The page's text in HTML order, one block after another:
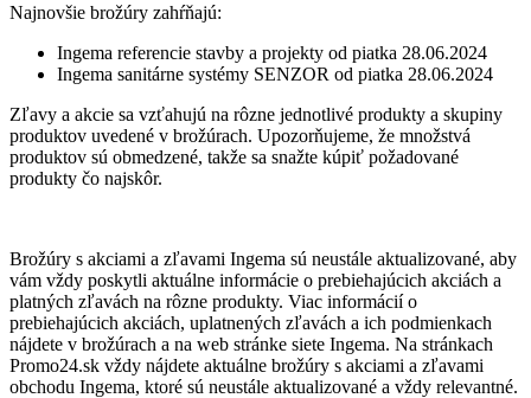
Najnovšie brožúry zahŕňajú:
Ingema referencie stavby a projekty od piatka 28.06.2024
Ingema sanitárne systémy SENZOR od piatka 28.06.2024
Zľavy a akcie sa vzťahujú na rôzne jednotlivé produkty a skupiny
produktov uvedené v brožúrach. Upozorňujeme, že množstvá
produktov sú obmedzené, takže sa snažte kúpiť požadované
produkty čo najskôr.
Brožúry s akciami a zľavami Ingema sú neustále aktualizované, aby
vám vždy poskytli aktuálne informácie o prebiehajúcich akciách a
platných zľavách na rôzne produkty. Viac informácií o
prebiehajúcich akciách, uplatnených zľavách a ich podmienkach
nájdete v brožúrach a na web stránke siete Ingema. Na stránkach
Promo24.sk vždy nájdete aktuálne brožúry s akciami a zľavami
obchodu Ingema, ktoré sú neustále aktualizované a vždy relevantné.